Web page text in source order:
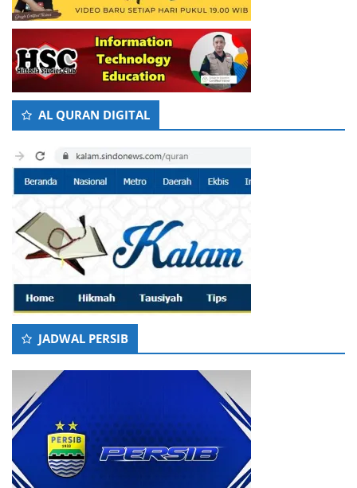
AL QURAN DIGITAL
JADWAL PERSIB